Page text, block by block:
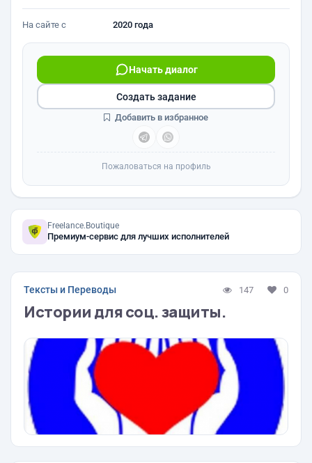
На сайте с 2020 года
Начать диалог
Создать задание
Добавить в избранное
Пожаловаться на профиль
Freelance.Boutique
Премиум-сервис для лучших исполнителей
Тексты и Переводы 147 0
Истории для соц. защиты.